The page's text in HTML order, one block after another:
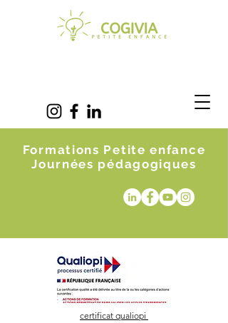
Formations Petite enfance
Journées pédagogiques
certificat qualiopi